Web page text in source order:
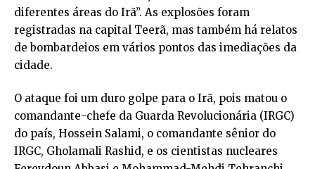
diferentes áreas do Irã”. As explosões foram
registradas na capital Teerã, mas também há relatos
de bombardeios em vários pontos das imediações da
cidade.
O ataque foi um duro golpe para o Irã, pois matou o
comandante-chefe da Guarda Revolucionária (IRGC)
do país, Hossein Salami, o comandante sênior do
IRGC, Gholamali Rashid, e os cientistas nucleares